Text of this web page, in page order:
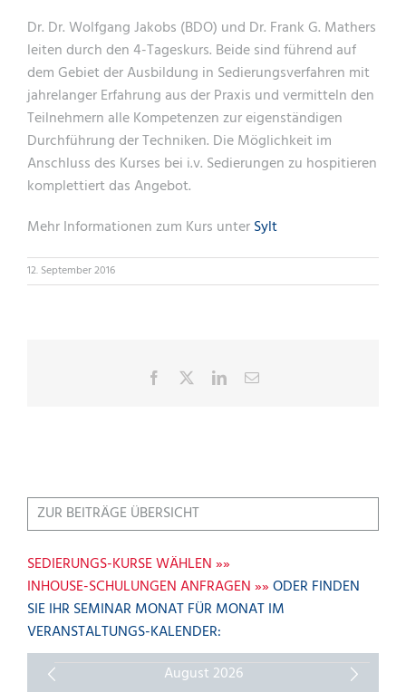
Dr. Dr. Wolfgang Jakobs (BDO) und Dr. Frank G. Mathers
leiten durch den 4-Tageskurs. Beide sind führend auf
dem Gebiet der Ausbildung in Sedierungsverfahren mit
jahrelanger Erfahrung aus der Praxis und vermitteln den
Teilnehmern alle Kompetenzen zur eigenständigen
Durchführung der Techniken. Die Möglichkeit im
Anschluss des Kurses bei i.v. Sedierungen zu hospitieren
komplettiert das Angebot.
Mehr Informationen zum Kurs unterSylt
12. September 2016
Facebook LinkedIn
E-
ZUR BEITRÄGE ÜBERSICHT
SEDIERUNGS-KURSE WÄHLEN »»
INHOUSE-SCHULUNGEN ANFRAGEN »»ODER FINDEN
SIE IHR SEMINAR MONAT FÜR MONAT IM
VERANSTALTUNGS-KALENDER:
August 2026